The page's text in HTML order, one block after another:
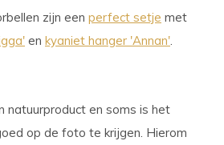
zijn een perfect setje met
en kyaniet hanger 'Annan'.
natuurproduct en soms is het
op de foto te krijgen. Hierom